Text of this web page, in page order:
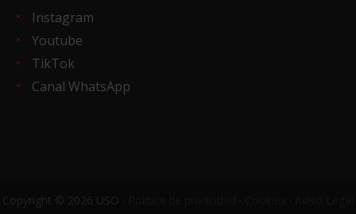
Instagram
Youtube
TikTok
Canal WhatsApp
Copyright © 2026 USO ·